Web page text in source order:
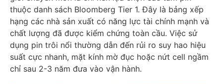
thuộc danh sách Bloomberg Tier 1. Đây là bảng xếp
hạng các nhà sản xuất có năng lực tài chính mạnh và
chất lượng đã được kiểm chứng toàn cầu. Việc sử
dụng pin trôi nổi thường dẫn đến rủi ro suy hao hiệu
suất cực nhanh, mặt kính mờ đục hoặc nứt cell ngầm
chỉ sau 2-3 năm đưa vào vận hành.